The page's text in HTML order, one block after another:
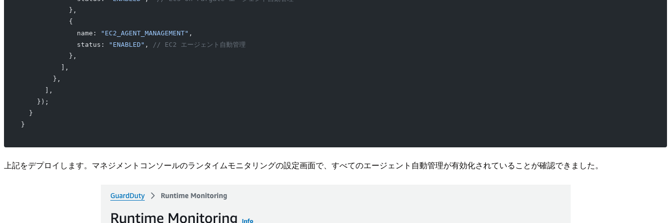
            },
            {
              name:
"EC2_AGENT_MANAGEMENT" ,
              status:
"ENABLED" ,
// EC2 エージェント自動管理
            },
          ],
        },
      ],
    });
  }
}
上記をデプロイします。マネジメントコンソールのランタイムモニタリングの設定画面で、すべてのエージェント自動管理が有効化されていることが確認できました。